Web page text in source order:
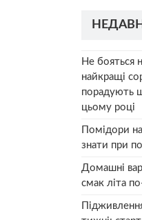
Не бояться
найкращі
порадують
цьому році
Помідори
знати при
Домашні
смак літа